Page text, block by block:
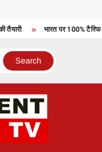
भारत पर 100% टैरिफ